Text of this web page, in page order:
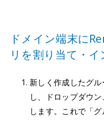
ドメイン端末に
リを割り当て・
新しく作成したグ
し、ドロップダウ
します。これで「